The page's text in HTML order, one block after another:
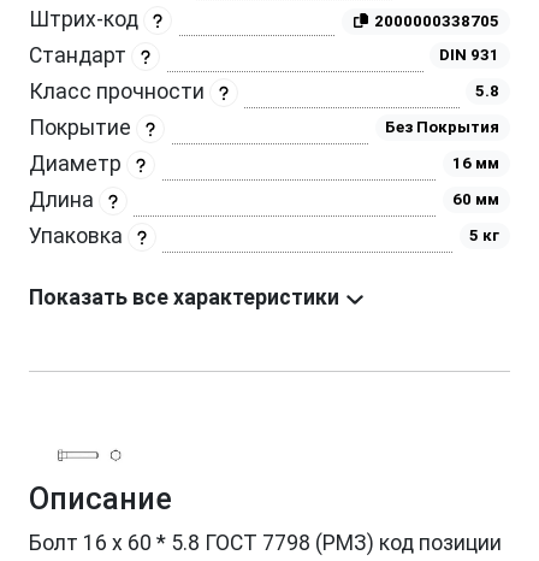
Штрих-код 2000000338705
Стандарт DIN 931
Класс прочности 5.8
Покрытие Без Покрытия
Диаметр 16 мм
Длина 60 мм
Упаковка 5 кг
Показать все характеристики
Описание
Болт 16 х 60 * 5.8 ГОСТ 7798 (РМЗ) код позиции